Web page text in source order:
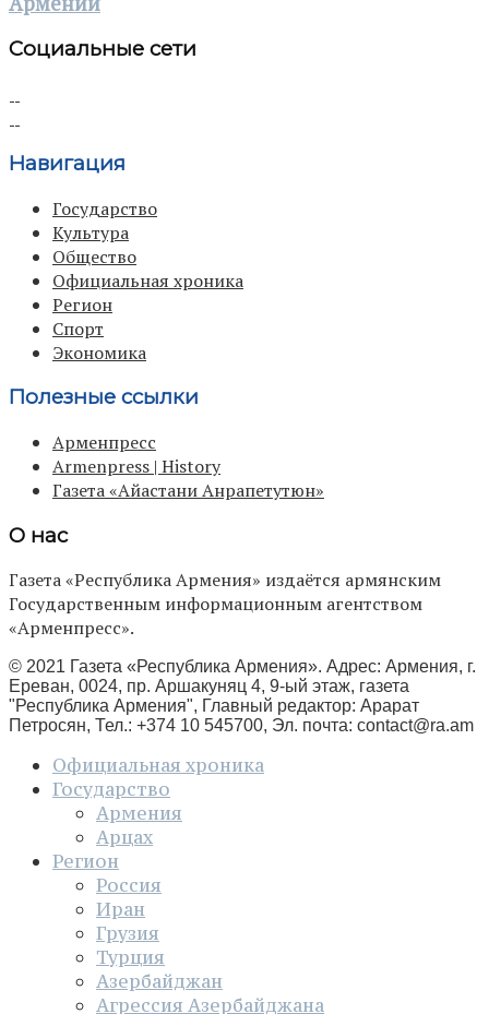
Социальные сети
Навигация
Государство
Культура
Общество
Официальная хроника
Регион
Спорт
Экономика
Полезные ссылки
Арменпресс
Armenpress | History
Газета «Айастани Анрапетутюн»
О нас
Газета «Республика Армения» издаётся армянским
Государственным информационным агентством
«Арменпресс».
© 2021 Газета «Республика Армения». Адрес: Армения, г.
Ереван, 0024, пр. Аршакуняц 4, 9-ый этаж, газета
"Республика Армения", Главный редактор: Арарат
Петросян, Тел.: +374 10 545700, Эл. почта: contact@ra.am
Официальная хроника
Государство
Армения
Арцах
Регион
Россия
Иран
Грузия
Турция
Азербайджан
Агрессия Азербайджана